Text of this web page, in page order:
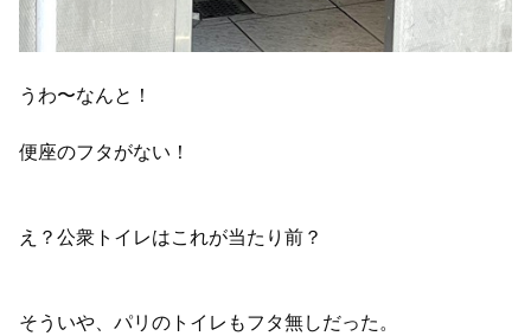
うわ〜なんと！
便座のフタがない！
え？公衆トイレはこれが当たり前？
そういや、パリのトイレもフタ無しだった。